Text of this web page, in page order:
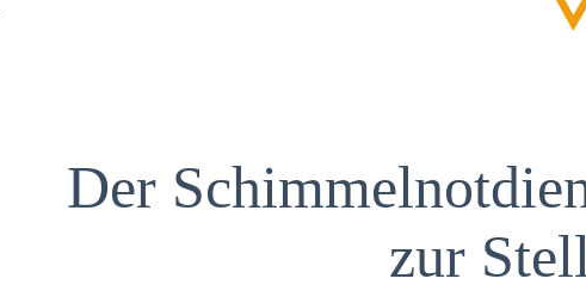
Der
zur